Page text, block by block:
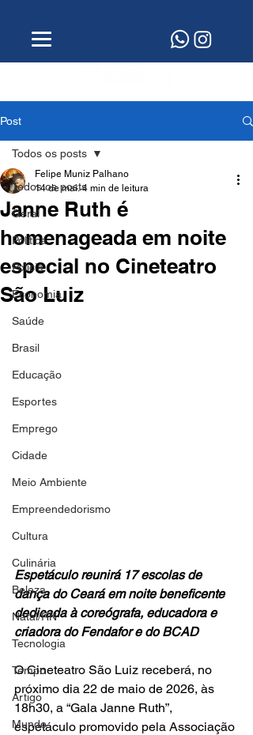
Post
Todos os posts
Geral
Política
Polícia
Economia
Saúde
Brasil
Educação
Esportes
Emprego
Cidade
Meio Ambiente
Empreendedorismo
Cultura
Culinária
Beleza
Natal/RN
Tecnologia
Tempo
Artigo
Mundo
Todos os posts
Janne Ruth é
homenageada em noite
especial no Cineteatro
São Luiz
Felipe Muniz Palhano
14 de mai. 4 min de leitura
Espetáculo reunirá 17 escolas de
dança do Ceará em noite beneficente
dedicada à coreógrafa, educadora e
criadora do Fendafor e do BCAD
O Cineteatro São Luiz receberá, no
próximo dia 22 de maio de 2026, às
18h30, a “Gala Janne Ruth”,
espetáculo promovido pela Associação